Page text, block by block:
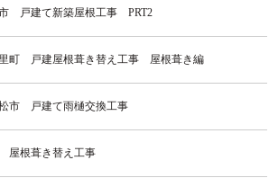
戸建て新築屋根工事 PRT2
町 戸建屋根葺き替え工事 屋根葺き編
市 戸建て雨樋交換工事
根葺き替え工事